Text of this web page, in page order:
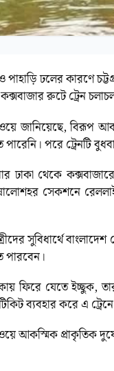
ও পাহাড়ি ঢলের কারণে
রুটে ট্রেন
জানিয়েছে, বিরূপ
পরে ট্রেনটি
ঢাকা থেকে
সেকশনে
সুবিধার্থে
পারবেন।
ফিরে যেতে ইচ্ছুক,
ব্যবহার করে এ
আকস্মিক প্রাকৃতিক